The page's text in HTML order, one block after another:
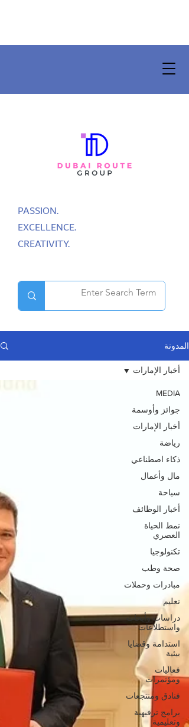
PASSION.
EXCELLENCE.
CREATIVITY.
المدونة
MEDIA
جوائز وأوسمة
أخبار الإمارات
رياضة
ذكاء اصطناعي
مال وأعمال
سياحة
أخبار الوظائف
نمط الحياة
العصري
تكنولوجيا
صحة وطب
مبادرات وحملات
تعليم
دراسات وأبحاث
واستطلاعات
استدامة وقضايا
بيئية
فعاليات
ومؤتمرات
فنادق ومنتجعات
برامج ترفيهية
وتعليمية
أخبار الإمارات